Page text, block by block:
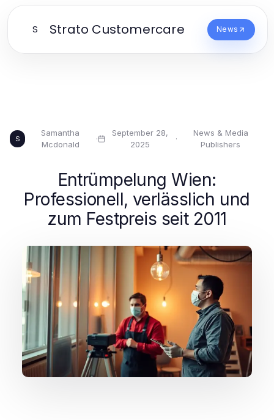
S Strato Customercare News
S
Samantha
Mcdonald
·
September 28,
2025
·
News & Media
Publishers
Entrümpelung Wien:
Professionell, verlässlich und
zum Festpreis seit 2011